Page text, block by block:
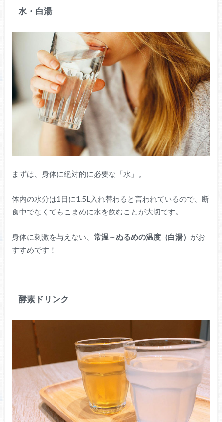
水・白湯
まずは、身体に絶対的に必要な「水」。
体内の水分は1日に1.5L入れ替わると言われているので、断
食中でなくてもこまめに水を飲むことが大切です。
身体に刺激を与えない、 常温～ぬるめの温度（白湯） がお
すすめです！
酵素ドリンク